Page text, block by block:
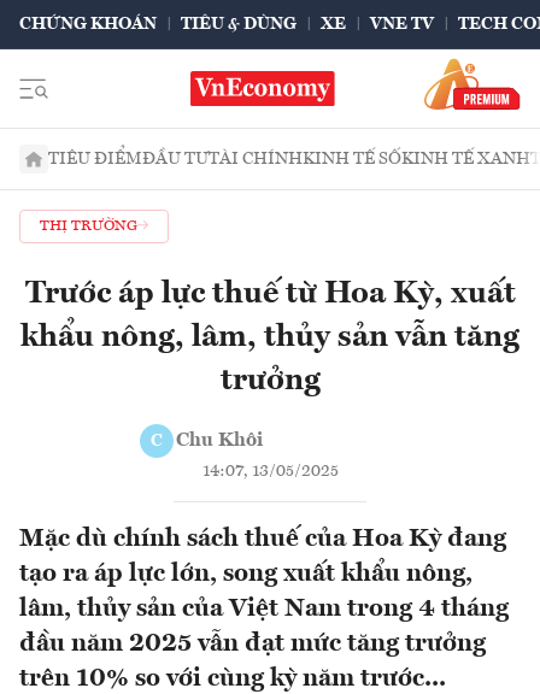
CHỨNG KHOÁN TIÊU & DÙNG XE VNE TV TECH
TIÊU ĐIỂMĐẦU TƯTÀI CHÍNHKINH TẾ SỐKINH TẾ XANH
THỊ TRƯỜNG
Trước áp lực thuế từ Hoa Kỳ, xuất
khẩu nông, lâm, thủy sản vẫn tăng
trưởng
C Chu Khôi
14:07, 13/05/2025
Mặc dù chính sách thuế của Hoa Kỳ đang
tạo ra áp lực lớn, song xuất khẩu nông,
lâm, thủy sản của Việt Nam trong 4 tháng
đầu năm 2025 vẫn đạt mức tăng trưởng
trên 10% so với cùng kỳ năm trước...